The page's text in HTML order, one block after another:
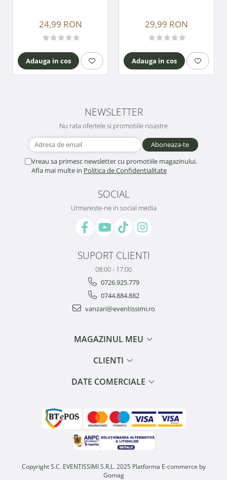
24,99 RON
Adauga in cos
29,99 RON
Adauga in cos
NEWSLETTER
Nu rata ofertele si promotiile noastre
Vreau sa primesc newsletter cu promotiile magazinului.
Afla mai multe in Politica de Confidentialitate
SOCIAL
Urmareste-ne in social media
SUPORT CLIENTI
08:00 - 17:00
0726.925.779
0744.884.882
vanzari@eventissimi.ro
MAGAZINUL MEU
CLIENTI
DATE COMERCIALE
Copyright S.C. EVENTISSIMI S.R.L. 2025 Platforma E-commerce by
Gomag